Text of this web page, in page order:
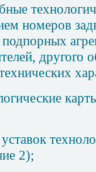
номеров
другого
2);